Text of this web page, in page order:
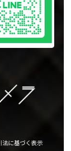
法に基づく表示